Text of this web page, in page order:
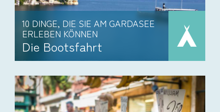
10 DINGE, DIE SIE AM GARDASEE
ERLEBEN KÖNNEN
Die Bootsfahrt